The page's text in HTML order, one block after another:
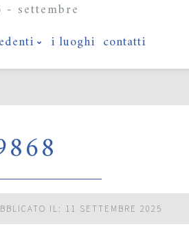
settembre
i luoghi contatti
IL: 11 SETTEMBRE 2025